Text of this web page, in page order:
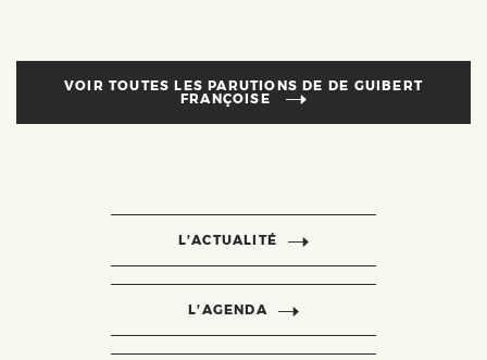
VOIR TOUTES LES PARUTIONS DE DE GUIBERT
FRANÇOISE
L’ACTUALITÉ
L’AGENDA